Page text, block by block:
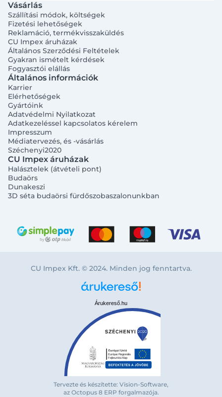
Vásárlás
Szállítási módok, költségek
Fizetési lehetőségek
Reklamáció, termékvisszaküldés
CU Impex áruházak
Általános Szerződési Feltételek
Gyakran ismételt kérdések
Fogyasztói elállás
Általános információk
Karrier
Elérhetőségek
Gyártóink
Adatvédelmi Nyilatkozat
Adatkezeléssel kapcsolatos kérelem
Impresszum
Médiatervezés, és -vásárlás
Széchenyi2020
CU Impex áruházak
Halásztelek (átvételi pont)
Budaörs
Dunakeszi
3D séta budaörsi fürdőszobaszalonunkban
CU Impex Kft. © 2024. Minden jog fenntartva.
Árukereső.hu
Tervezte és készítette: Vision-Software,
az Octopus 8 ERP forgalmazója.